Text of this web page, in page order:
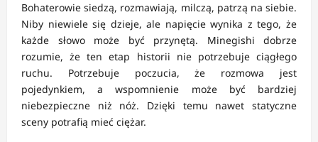
Bohaterowie siedzą, rozmawiają, milczą, patrzą na siebie.
Niby niewiele się dzieje, ale napięcie wynika z tego, że
każde słowo może być przynętą. Minegishi dobrze
rozumie, że ten etap historii nie potrzebuje ciągłego
ruchu. Potrzebuje poczucia, że rozmowa jest
pojedynkiem, a wspomnienie może być bardziej
niebezpieczne niż nóż. Dzięki temu nawet statyczne
sceny potrafią mieć ciężar.